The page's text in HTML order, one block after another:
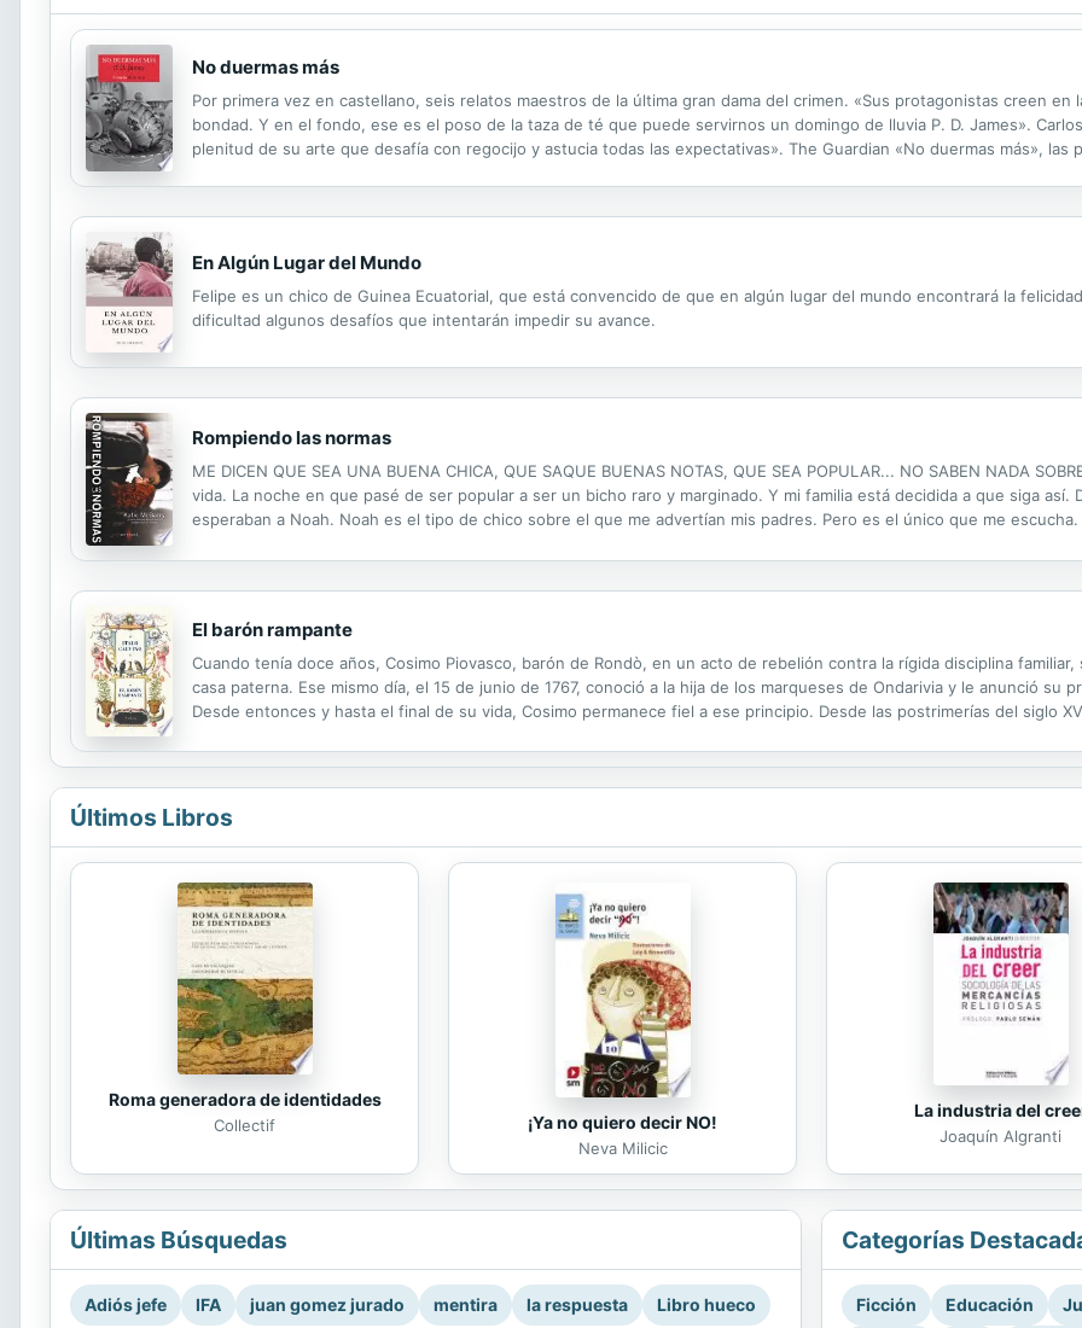
No duermas más
Por primera vez en castellano, seis relatos maestros de la última gran dama del crimen. «Sus protagonistas creen en
bondad. Y en el fondo, ese es el poso de la taza de té que puede servirnos un domingo de lluvia P. D. James».
plenitud de su arte que desafía con regocijo y astucia todas las expectativas». The Guardian «No duermas más», las
En Algún Lugar del Mundo
Felipe es un chico de Guinea Ecuatorial, que está convencido de que en algún lugar del mundo encontrará la
dificultad algunos desafíos que intentarán impedir su avance.
Rompiendo las normas
ME DICEN QUE SEA UNA BUENA CHICA, QUE SAQUE BUENAS NOTAS, QUE SEA POPULAR... NO SABEN NADA
vida. La noche en que pasé de ser popular a ser un bicho raro y marginado. Y mi familia está decidida a que siga así.
esperaban a Noah. Noah es el tipo de chico sobre el que me advertían mis padres. Pero es el único que me
El barón rampante
Cuando tenía doce años, Cosimo Piovasco, barón de Rondò, en un acto de rebelión contra la rígida disciplina
casa paterna. Ese mismo día, el 15 de junio de 1767, conoció a la hija de los marqueses de Ondarivia y le anunció su
Desde entonces y hasta el final de su vida, Cosimo permanece fiel a ese principio. Desde las postrimerías del siglo
Últimos Libros
Roma generadora de identidades
Collectif ¡Ya no quiero decir NO!
Neva Milicic
La industria del
Joaquín Algranti
Últimas Búsquedas
Adiós jefe IFA juan gomez jurado mentira la respuesta Libro hueco
Categorías
Ficción Educación